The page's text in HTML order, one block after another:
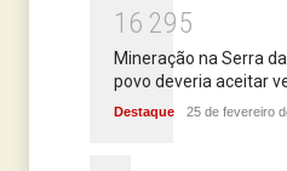
1 6 295
Mineração na Serra
povo deveria aceitar
Destaque 25 de fevereiro